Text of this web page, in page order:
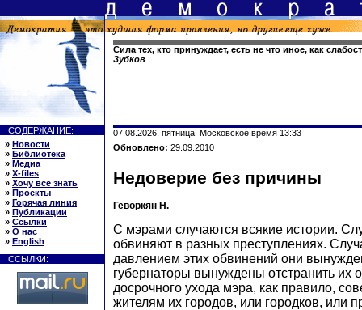
Сила тех, кто принуждает, есть не что иное, как
Зубков
СОДЕРЖАНИЕ:
» Новости
» Библиотека
» Медиа
» X-files
» Хочу все знать
» Проекты
» Горячая линия
» Публикации
» Ссылки
» О нас
» English
ССЫЛКИ:
07.08.2026, пятница. Московское время 13:33
Обновлено: 29.09.2010
Недоверие без причины
Геворкян Н.
С мэрами случаются всякие истории.
обвиняют в разных преступлениях.
давлением этих обвинений они
губернаторы вынуждены отстранить их
досрочного ухода мэра, как правило,
жителям их городов, или городков, или